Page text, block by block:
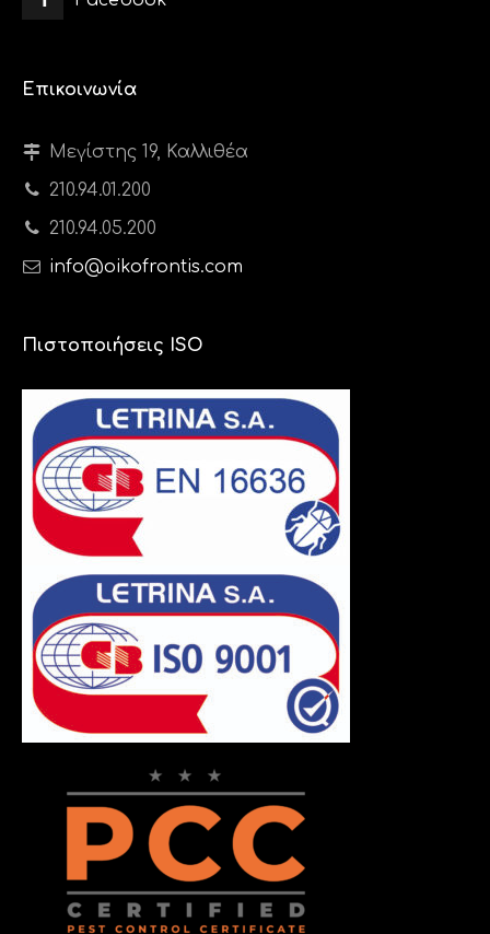
Επικοινωνία
Μεγίστης 19, Καλλιθέα
210.94.01.200
210.94.05.200
info@oikofrontis.com
Πιστοποιήσεις ISO